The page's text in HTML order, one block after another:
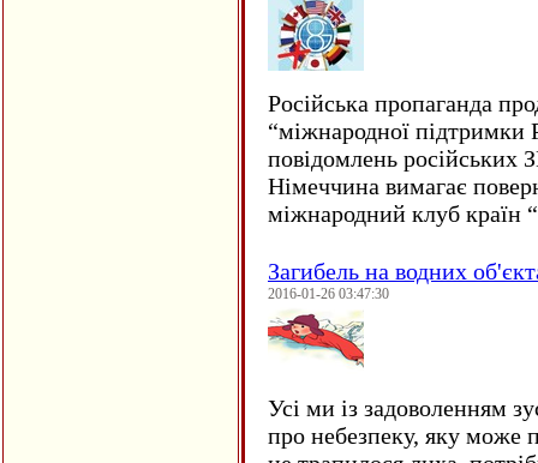
Російська пропаганда
“міжнародної підтримки
повідомлень російських
Німеччина вимагає
міжнародний клуб країн
Загибель на водних
2016-01-26 03:47:30
Усі ми із задоволенням
про небезпеку, яку може